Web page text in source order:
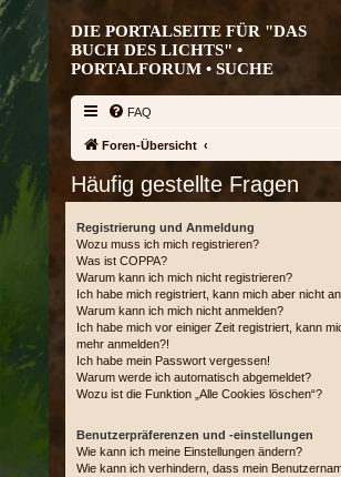
DIE PORTALSEITE FÜR "DAS
BUCH DES LICHTS" •
PORTALFORUM • SUCHE
FAQ
Foren-Übersicht
Häufig gestellte Fragen
Registrierung und Anmeldung
Wozu muss ich mich registrieren?
Was ist COPPA?
Warum kann ich mich nicht registrieren?
Ich habe mich registriert, kann mich aber nicht
Warum kann ich mich nicht anmelden?
Ich habe mich vor einiger Zeit registriert, kann
mehr anmelden?!
Ich habe mein Passwort vergessen!
Warum werde ich automatisch abgemeldet?
Wozu ist die Funktion „Alle Cookies löschen“?
Benutzerpräferenzen und -einstellungen
Wie kann ich meine Einstellungen ändern?
Wie kann ich verhindern, dass mein